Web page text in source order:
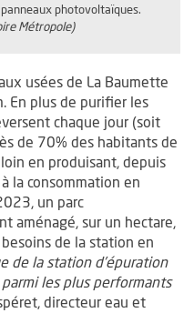
photovoltaïques.
Métropole)
usées de La Baumette
En plus de purifier les
chaque jour (soit
de 70% des habitants de
en produisant, depuis
la consommation en
un parc
aménagé, sur un hectare,
de la station en
de la station d’épuration
les plus performants
directeur eau et